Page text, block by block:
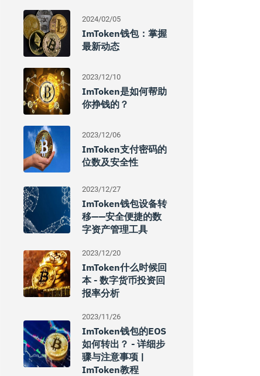
2024/02/05
ImToken钱包：掌握
最新动态
2023/12/10
ImToken是如何帮助
你挣钱的？
2023/12/06
ImToken支付密码的
位数及安全性
2023/12/27
ImToken钱包设备转
移——安全便捷的数
字资产管理工具
2023/12/20
ImToken什么时候回
本 - 数字货币投资回
报率分析
2023/11/26
ImToken钱包的EOS
如何转出？ - 详细步
骤与注意事项 |
ImToken教程